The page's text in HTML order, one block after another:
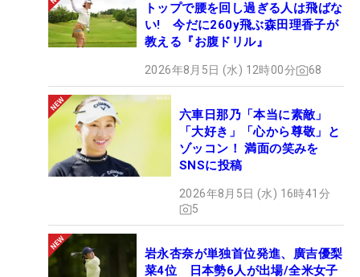
トップで腰を回し過ぎる人は飛ばな
い! 今だに260y飛ぶ森田理香子が
教える『お腹ドリル』
2026年8月5日 (水) 12時00分 68
六車日那乃「本当に素敵」
「大好き」「心から尊敬」と
ゾッコン！ 満面の笑みを
SNSに投稿
2026年8月5日 (水) 16時41分
5
岩永杏奈が単独首位発進、廣吉優梨
菜4位 日本勢6人が出場/全米女子